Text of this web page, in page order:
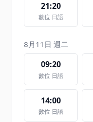
21:20
數位 日語
8月11日 週二
09:20
數位 日語
14:00
數位 日語